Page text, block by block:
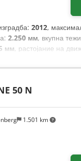
2012,
2.250 мм, вкупна
мм, растојание на
, оптоварување на
1.501 km
50 N